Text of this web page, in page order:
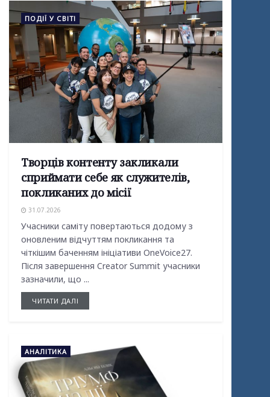
ПОДІЇ У СВІТІ
Творців контенту закликали
сприймати себе як служителів,
покликаних до місії
31.07.2026
Учасники саміту повертаються додому з
оновленим відчуттям покликання та
чіткішим баченням ініціативи OneVoice27.
Після завершення Creator Summit учасники
зазначили, що ...
ЧИТАТИ ДАЛІ
АНАЛІТИКА